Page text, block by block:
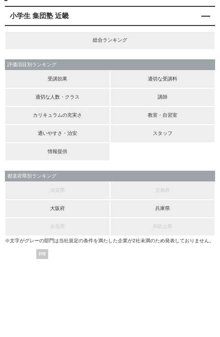
小学生 集団塾 近畿
総合ランキング
評価項目別ランキング
受講効果 適切な受講料
適切な人数・クラス 講師
カリキュラムの充実さ 教室・自習室
通いやすさ・治安 スタッフ
情報提供
都道府県別ランキング
滋賀県 京都府
大阪府 兵庫県
奈良県 和歌山県
※文字がグレーの部門は当社規定の条件を満たした企業が2社未満のため発表しておりません。
PR